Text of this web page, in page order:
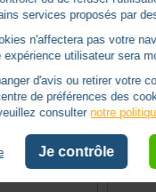
services proposés par
n'affectera pas votre
expérience utilisateur sera
d'avis ou retirer votre
de préférences des
consulter notre
Je contrôle